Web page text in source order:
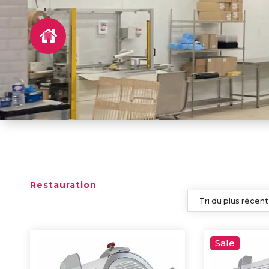
Restauration
Sale